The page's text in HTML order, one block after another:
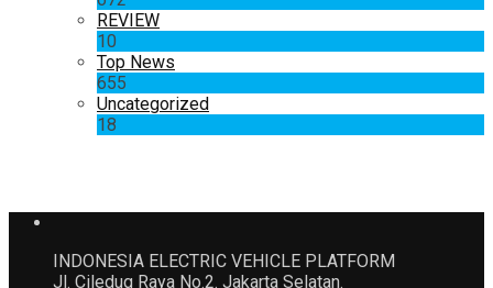
REVIEW
10
Top News
655
Uncategorized
18
INDONESIA ELECTRIC VEHICLE PLATFORM
Jl. Ciledug Raya No.2. Jakarta Selatan.